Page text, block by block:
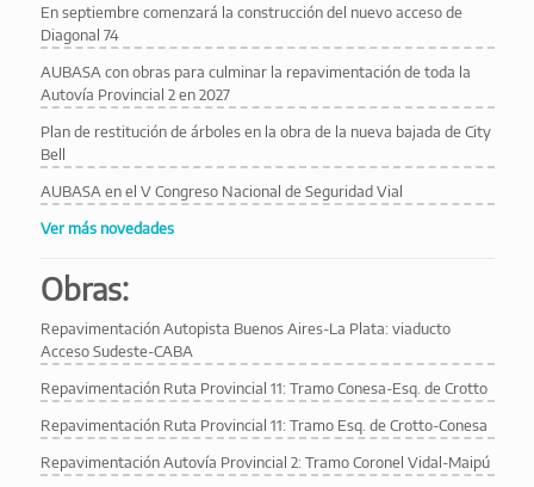
En septiembre comenzará la construcción del nuevo acceso de
Diagonal 74
AUBASA con obras para culminar la repavimentación de toda la
Autovía Provincial 2 en 2027
Plan de restitución de árboles en la obra de la nueva bajada de City
Bell
AUBASA en el V Congreso Nacional de Seguridad Vial
Ver más novedades
Obras:
Repavimentación Autopista Buenos Aires-La Plata: viaducto
Acceso Sudeste-CABA
Repavimentación Ruta Provincial 11: Tramo Conesa-Esq. de Crotto
Repavimentación Ruta Provincial 11: Tramo Esq. de Crotto-Conesa
Repavimentación Autovía Provincial 2: Tramo Coronel Vidal-Maipú